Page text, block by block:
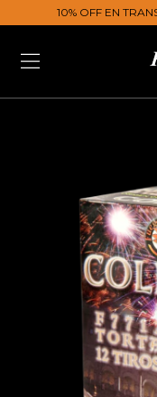
10% OFF EN